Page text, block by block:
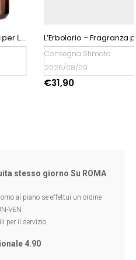
L’Erbolario – Fragranza per Legni Profumati Lillà Lillà
Consegna Stimata
2026/08/09
31,90
stesso giorno Su ROMA
al piano se effettui un ordine
VEN
per il servizio
4.90